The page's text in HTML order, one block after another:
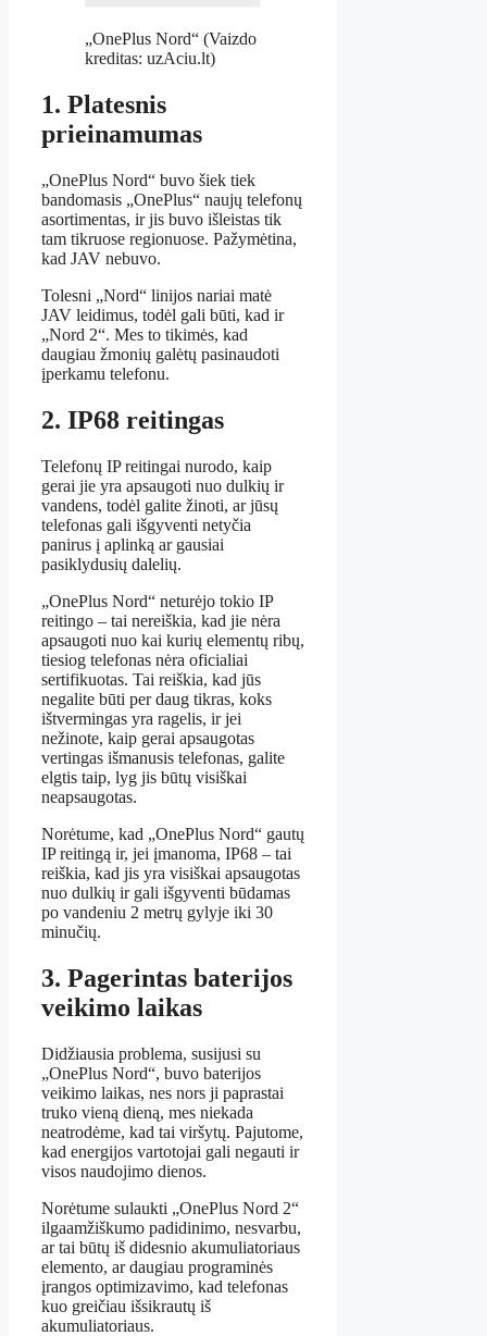
„OnePlus Nord“ (Vaizdo
kreditas: uzAciu.lt)
1. Platesnis
prieinamumas
„OnePlus Nord“ buvo šiek tiek
bandomasis „OnePlus“ naujų telefonų
asortimentas, ir jis buvo išleistas tik
tam tikruose regionuose. Pažymėtina,
kad JAV nebuvo.
Tolesni „Nord“ linijos nariai matė
JAV leidimus, todėl gali būti, kad ir
„Nord 2“. Mes to tikimės, kad
daugiau žmonių galėtų pasinaudoti
įperkamu telefonu.
2. IP68 reitingas
Telefonų IP reitingai nurodo, kaip
gerai jie yra apsaugoti nuo dulkių ir
vandens, todėl galite žinoti, ar jūsų
telefonas gali išgyventi netyčia
panirus į aplinką ar gausiai
pasiklydusių dalelių.
„OnePlus Nord“ neturėjo tokio IP
reitingo – tai nereiškia, kad jie nėra
apsaugoti nuo kai kurių elementų ribų,
tiesiog telefonas nėra oficialiai
sertifikuotas. Tai reiškia, kad jūs
negalite būti per daug tikras, koks
ištvermingas yra ragelis, ir jei
nežinote, kaip gerai apsaugotas
vertingas išmanusis telefonas, galite
elgtis taip, lyg jis būtų visiškai
neapsaugotas.
Norėtume, kad „OnePlus Nord“ gautų
IP reitingą ir, jei įmanoma, IP68 – tai
reiškia, kad jis yra visiškai apsaugotas
nuo dulkių ir gali išgyventi būdamas
po vandeniu 2 metrų gylyje iki 30
minučių.
3. Pagerintas baterijos
veikimo laikas
Didžiausia problema, susijusi su
„OnePlus Nord“, buvo baterijos
veikimo laikas, nes nors ji paprastai
truko vieną dieną, mes niekada
neatrodėme, kad tai viršytų. Pajutome,
kad energijos vartotojai gali negauti ir
visos naudojimo dienos.
Norėtume sulaukti „OnePlus Nord 2“
ilgaamžiškumo padidinimo, nesvarbu,
ar tai būtų iš didesnio akumuliatoriaus
elemento, ar daugiau programinės
įrangos optimizavimo, kad telefonas
kuo greičiau išsikrautų iš
akumuliatoriaus.